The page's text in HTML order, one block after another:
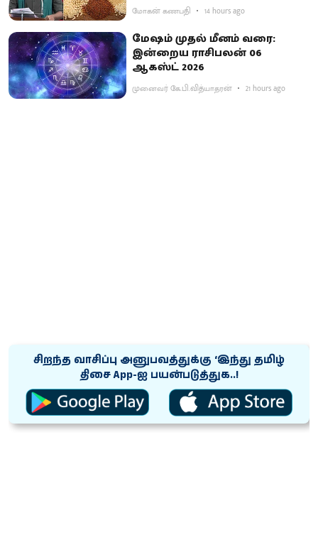
மோகன் கணபதி 14 hours ago
மேஷம் முதல் மீனம் வரை:
இன்றைய ராசிபலன் 06
ஆகஸ்ட் 2026
முனைவர் கே.பி.வித்யாதரன் 21 hours ago
சிறந்த வாசிப்பு அனுபவத்துக்கு ‘இந்து தமிழ்
திசை App-ஐ பயன்படுத்துக..!